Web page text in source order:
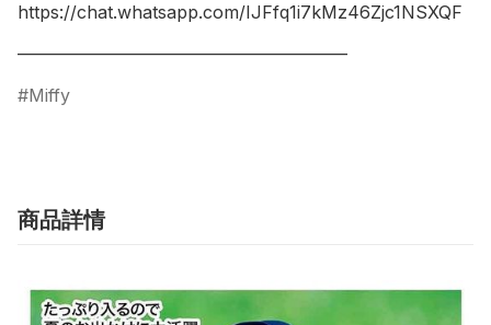
https://chat.whatsapp.com/IJFfq1i7kMz46Zjc1NSXQF
Miffy
商品詳情